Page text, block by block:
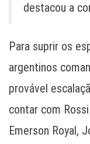
destacou a
Para suprir os
argentinos
provável
contar com
Emerson Royal,